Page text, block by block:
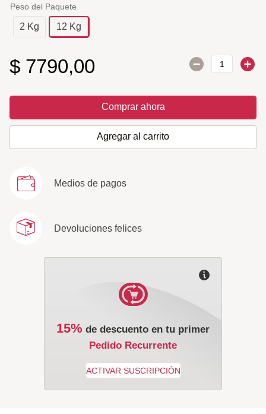
Peso del Paquete
2 Kg 12 Kg
$ 7790,00
Comprar ahora
Agregar al carrito
Medios de pagos
Devoluciones felices
15% de descuento en tu primer
Pedido Recurrente